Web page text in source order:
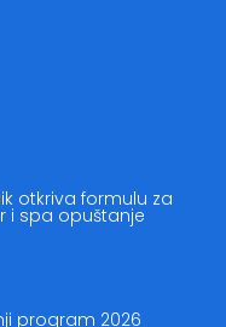
otkriva formulu za
i spa opuštanje
program 2026